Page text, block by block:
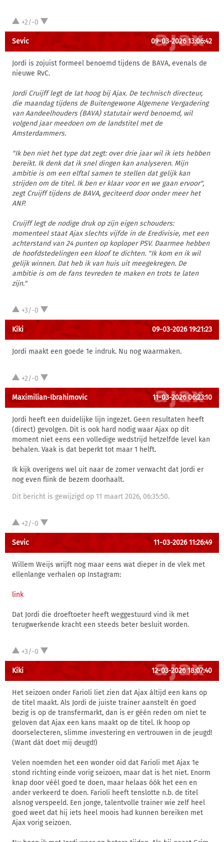
+2/-0
Sevic 09-03-2026 13:06:42
Jordi is zojuist formeel benoemd tijdens de BAVA, evenals de
nieuwe RvC.
Jordi Cruijff legt de lat hoog bij Ajax. De technisch directeur,
die maandag tijdens de Buitengewone Algemene Vergadering
van Aandeelhouders (BAVA) statutair werd benoemd, wil
volgend jaar meedoen om de landstitel met de
Amsterdammers.
"Ik ben niet het type dat zegt: over drie jaar wil ik iets hebben
bereikt. Ik denk dat ik snel dingen kan analyseren. Mijn
ambitie is om een elftal samen te stellen dat gelijk kan
strijden om de titel. Ik ben er klaar voor en we gaan ervoor",
zegt Cruijff tijdens de BAVA, geciteerd door onder meer het
ANP.
Cruijff legt de nodige druk op zijn eigen schouders:
momenteel staat Ajax slechts vijfde in de Eredivisie, met een
achterstand van 24 punten op koploper PSV. Daarmee hebben
de hoofdstedelingen een kloof te dichten. "Ik kom en ik wil
gelijk winnen. Dat heb ik van huis uit meegekregen. De
ambitie is om de fans tevreden te maken en trots te laten
zijn."
+3/-0
Kiki 09-03-2026 19:21:23
Jordi maakt een goede 1e indruk. Nu nog waarmaken.
+2/-0
Maximilian-Ibrahimovic 11-03-2026 06:23:10
Jordi heeft een duidelijke lijn ingezet. Geen resultaten heeft
(direct) gevolgen. Dit is ook hard nodig waar Ajax op dit
moment niet eens een volledige wedstrijd hetzelfde level kan
behalen. Vaak is dat beperkt tot maar 1 helft.
Ik kijk overigens wel uit naar de zomer verwacht dat Jordi er
nog even flink de bezem doorhaalt.
Dit bericht is gewijzigd op 11 maart 2026, 06:35:50.
+2/-0
Sevic 11-03-2026 11:26:49
Willem Weijs wrijft nog maar eens wat dieper in de vlek met
ellenlange verhalen op Instagram:
link
Dat Jordi die droeftoeter heeft weggestuurd vind ik met
terugwerkende kracht een steeds beter besluit worden.
+3/-0
Kiki 12-03-2026 18:07:40
Het seizoen onder Farioli liet zien dat Ajax áltijd een kans op
de titel maakt. Als Jordi de juiste trainer aanstelt én goed
bezig is op de transfermarkt, dan is er géén reden om niet te
geloven dat Ajax een kans maakt op de titel. Ik hoop op
doorselecteren, slimme investering en vertrouwen in de jeugd!
(Want dát doet mij deugd!)
Velen noemden het een wonder oid dat Farioli met Ajax 1e
stond richting einde vorig seizoen, maar dat is het niet. Enorm
knap door véél goed te doen, maar helaas óók het een en
ander verkeerd te doen. Farioli heeft tenslotte n.b. de titel
alsnog verspeeld. Een jonge, talentvolle trainer wie zelf heel
goed weet dat hij iets heel moois had kunnen bereiken met
Ajax vorig seizoen.